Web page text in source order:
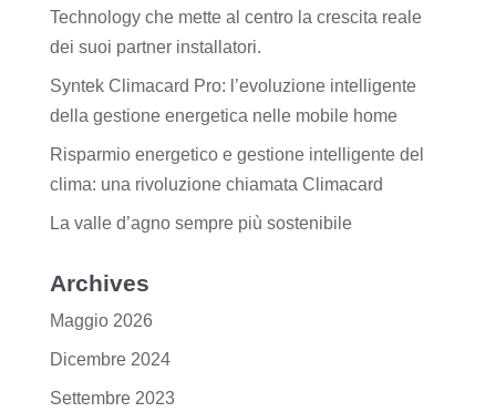
Technology che mette al centro la crescita reale
dei suoi partner installatori.
Syntek Climacard Pro: l’evoluzione intelligente
della gestione energetica nelle mobile home
Risparmio energetico e gestione intelligente del
clima: una rivoluzione chiamata Climacard
La valle d’agno sempre più sostenibile
Archives
Maggio 2026
Dicembre 2024
Settembre 2023